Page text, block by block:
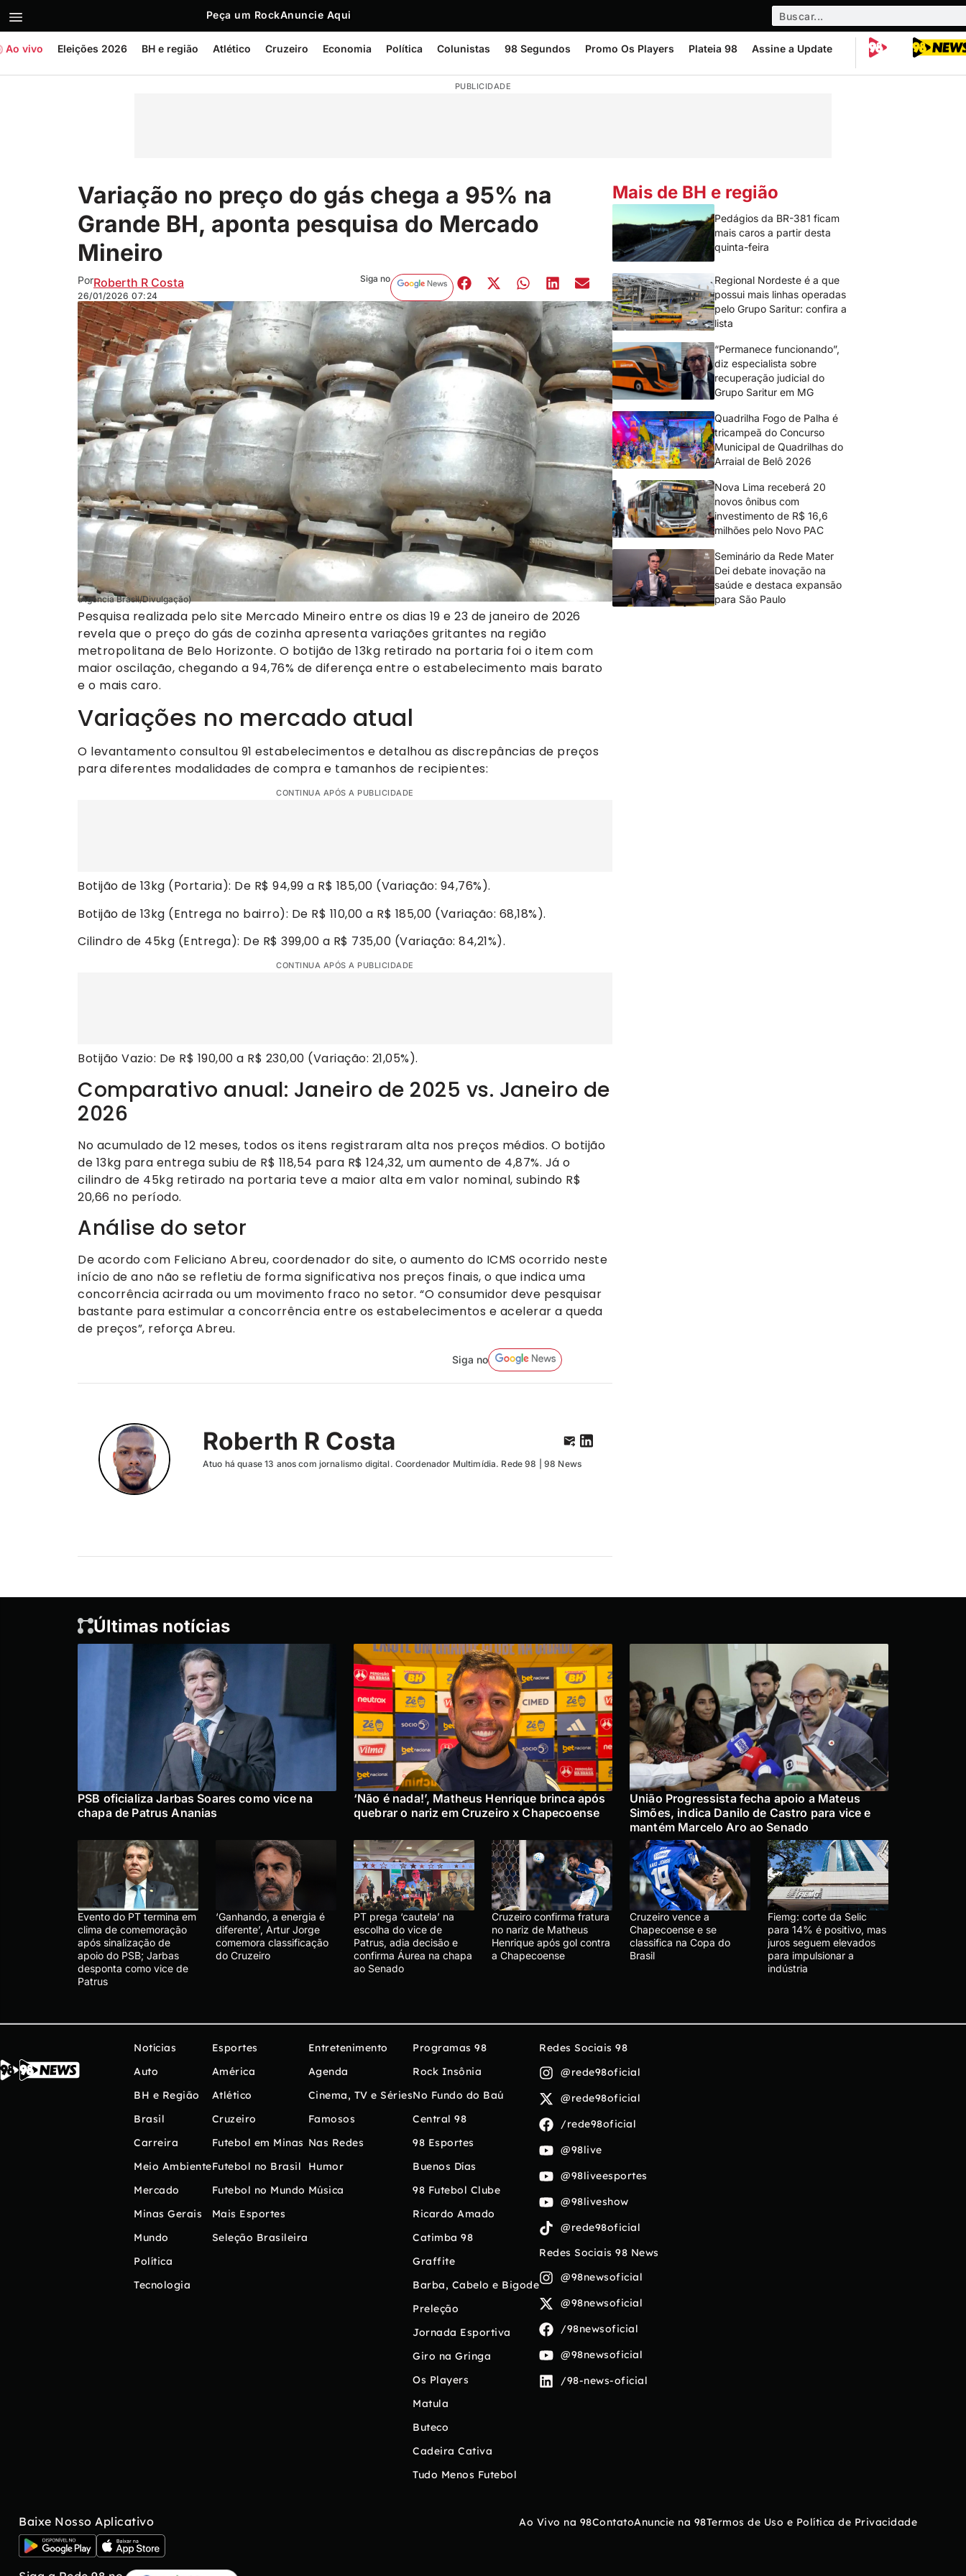
Peça um RockAnuncie Aqui
Ao vivo Eleições 2026 BH e região Atlético Cruzeiro Economia Política Colunistas 98 Segundos Promo Os Players Plateia 98 Assine a Update
PUBLICIDADE
Variação no preço do gás chega a 95% na
Grande BH, aponta pesquisa do Mercado
Mineiro
PorRoberth R Costa
26/01/2026 07:24
Siga no
(Agência Brasil/Divulgação)
Pesquisa realizada pelo site Mercado Mineiro entre os dias 19 e 23 de janeiro de 2026
revela que o preço do gás de cozinha apresenta variações gritantes na região
metropolitana de Belo Horizonte. O botijão de 13kg retirado na portaria foi o item com
maior oscilação, chegando a 94,76% de diferença entre o estabelecimento mais barato
e o mais caro.
Variações no mercado atual
O levantamento consultou 91 estabelecimentos e detalhou as discrepâncias de preços
para diferentes modalidades de compra e tamanhos de recipientes:
CONTINUA APÓS A PUBLICIDADE
Botijão de 13kg (Portaria): De R$ 94,99 a R$ 185,00 (Variação: 94,76%).
Botijão de 13kg (Entrega no bairro): De R$ 110,00 a R$ 185,00 (Variação: 68,18%).
Cilindro de 45kg (Entrega): De R$ 399,00 a R$ 735,00 (Variação: 84,21%).
CONTINUA APÓS A PUBLICIDADE
Botijão Vazio: De R$ 190,00 a R$ 230,00 (Variação: 21,05%).
Comparativo anual: Janeiro de 2025 vs. Janeiro de
2026
No acumulado de 12 meses, todos os itens registraram alta nos preços médios. O botijão
de 13kg para entrega subiu de R$ 118,54 para R$ 124,32, um aumento de 4,87%. Já o
cilindro de 45kg retirado na portaria teve a maior alta em valor nominal, subindo R$
20,66 no período.
Análise do setor
De acordo com Feliciano Abreu, coordenador do site, o aumento do ICMS ocorrido neste
início de ano não se refletiu de forma significativa nos preços finais, o que indica uma
concorrência acirrada ou um movimento fraco no setor. “O consumidor deve pesquisar
bastante para estimular a concorrência entre os estabelecimentos e acelerar a queda
de preços”, reforça Abreu.
Siga no
Roberth R Costa
Atuo há quase 13 anos com jornalismo digital. Coordenador Multimídia. Rede 98 | 98 News
Mais de BH e região
Pedágios da BR-381 ficam
mais caros a partir desta
quinta-feira
Regional Nordeste é a que
possui mais linhas operadas
pelo Grupo Saritur: confira a
lista
“Permanece funcionando”,
diz especialista sobre
recuperação judicial do
Grupo Saritur em MG
Quadrilha Fogo de Palha é
tricampeã do Concurso
Municipal de Quadrilhas do
Arraial de Belô 2026
Nova Lima receberá 20
novos ônibus com
investimento de R$ 16,6
milhões pelo Novo PAC
Seminário da Rede Mater
Dei debate inovação na
saúde e destaca expansão
para São Paulo
Últimas notícias
PSB oficializa Jarbas Soares como vice na
chapa de Patrus Ananias
‘Não é nada!’, Matheus Henrique brinca após
quebrar o nariz em Cruzeiro x Chapecoense
União Progressista fecha apoio a Mateus
Simões, indica Danilo de Castro para vice e
mantém Marcelo Aro ao Senado
Evento do PT termina em
clima de comemoração
após sinalização de
apoio do PSB; Jarbas
desponta como vice de
Patrus
‘Ganhando, a energia é
diferente’, Artur Jorge
comemora classificação
do Cruzeiro
PT prega ‘cautela’ na
escolha do vice de
Patrus, adia decisão e
confirma Áurea na chapa
ao Senado
Cruzeiro confirma fratura
no nariz de Matheus
Henrique após gol contra
a Chapecoense
Cruzeiro vence a
Chapecoense e se
classifica na Copa do
Brasil
Fiemg: corte da Selic
para 14% é positivo, mas
juros seguem elevados
para impulsionar a
indústria
Notícias
Auto
BH e Região
Brasil
Carreira
Meio Ambiente
Mercado
Minas Gerais
Mundo
Política
Tecnologia
Esportes
América
Atlético
Cruzeiro
Futebol em Minas
Futebol no Brasil
Futebol no Mundo
Mais Esportes
Seleção Brasileira
Entretenimento
Agenda
Cinema, TV e Séries
Famosos
Nas Redes
Humor
Música
Programas 98
Rock Insônia
No Fundo do Baú
Central 98
98 Esportes
Buenos Días
98 Futebol Clube
Ricardo Amado
Catimba 98
Graffite
Barba, Cabelo e Bigode
Preleção
Jornada Esportiva
Giro na Gringa
Os Players
Matula
Buteco
Cadeira Cativa
Tudo Menos Futebol
Redes Sociais 98
@rede98oficial
@rede98oficial
/rede98oficial
@98live
@98liveesportes
@98liveshow
@rede98oficial
Redes Sociais 98 News
@98newsoficial
@98newsoficial
/98newsoficial
@98newsoficial
/98-news-oficial
Baixe Nosso Aplicativo Ao Vivo na 98ContatoAnuncie na 98Termos de Uso e Política de Privacidade